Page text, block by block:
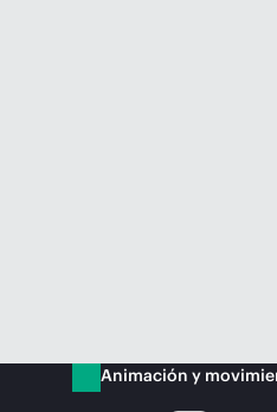
Animación y